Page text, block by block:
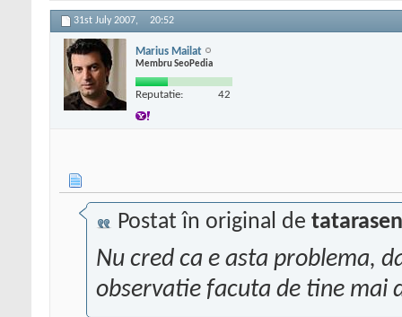
31st July 2007, 20:52
Marius Mailat
Membru SeoPedia
Reputatie: 42
Postat în original de
Nu cred ca e asta problema,
observatie facuta de tine mai